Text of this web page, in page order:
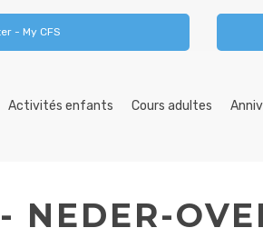
- My CFS
Activités enfants Cours adultes
NEDER-